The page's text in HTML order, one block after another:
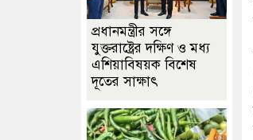
প্রধানমন্ত্রীর সঙ্গে
যুক্তরাষ্ট্রের দক্ষিণ ও মধ্য
এশিয়াবিষয়ক বিশেষ
দূতের সাক্ষাৎ